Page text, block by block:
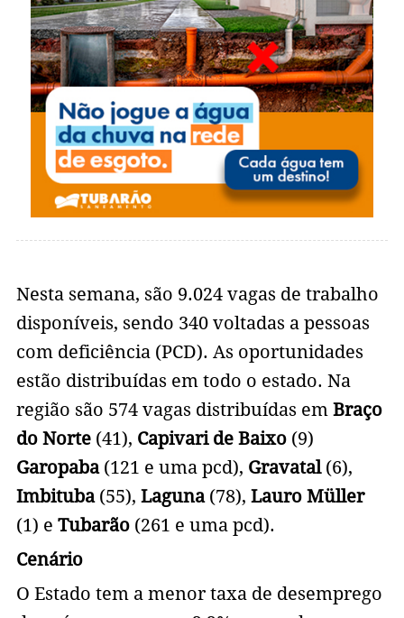
Nesta semana, são 9.024 vagas de trabalho
disponíveis, sendo 340 voltadas a pessoas
com deficiência (PCD). As oportunidades
estão distribuídas em todo o estado. Na
região são 574 vagas distribuídas emBraço
do Norte(41), Capivari de Baixo(9)
Garopaba(121 e uma pcd), Gravatal(6),
Imbituba(55), Laguna (78), Lauro Müller
(1) e Tubarão(261 e uma pcd).
Cenário
O Estado tem a menor taxa de desemprego